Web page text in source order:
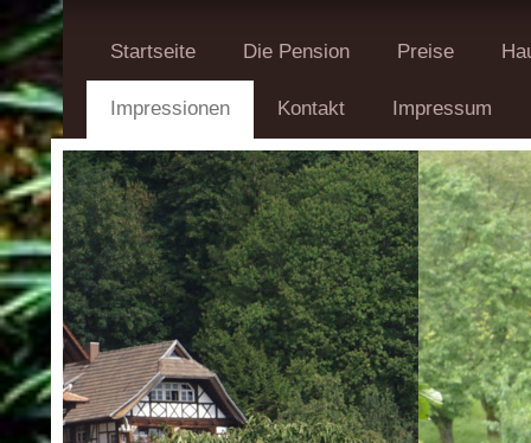
Startseite Die Pension Preise
Impressionen Kontakt Impressum